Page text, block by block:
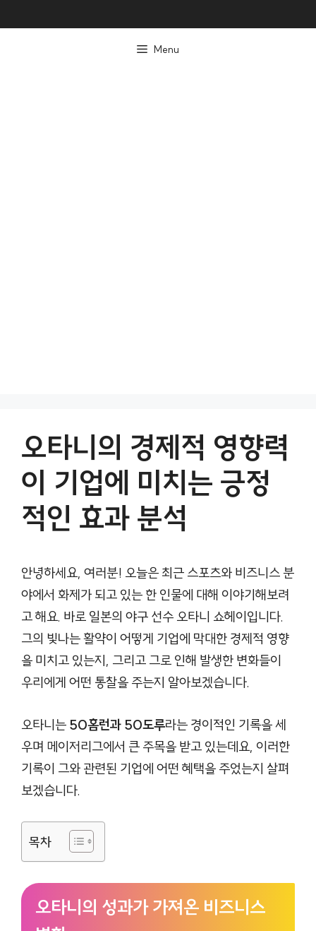
Menu
오타니의 경제적 영향력
이 기업에 미치는 긍정
적인 효과 분석
안녕하세요, 여러분! 오늘은 최근 스포츠와 비즈니스 분
야에서 화제가 되고 있는 한 인물에 대해 이야기해보려
고 해요. 바로 일본의 야구 선수 오타니 쇼헤이입니다.
그의 빛나는 활약이 어떻게 기업에 막대한 경제적 영향
을 미치고 있는지, 그리고 그로 인해 발생한 변화들이
우리에게 어떤 통찰을 주는지 알아보겠습니다.
오타니는 50홈런과 50도루라는 경이적인 기록을 세
우며 메이저리그에서 큰 주목을 받고 있는데요, 이러한
기록이 그와 관련된 기업에 어떤 혜택을 주었는지 살펴
보겠습니다.
목차
오타니의 성과가 가져온 비즈니스